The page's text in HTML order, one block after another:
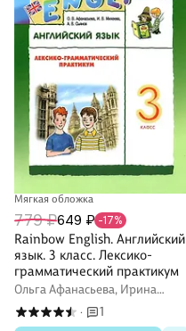
Мягкая обложка
779 ₽649 ₽ -17%
Rainbow English. Английский
язык. 3 класс. Лексико-
грамматический практикум
Ольга Афанасьева, Ирина
Михеева, Александр Сьянов
·
1